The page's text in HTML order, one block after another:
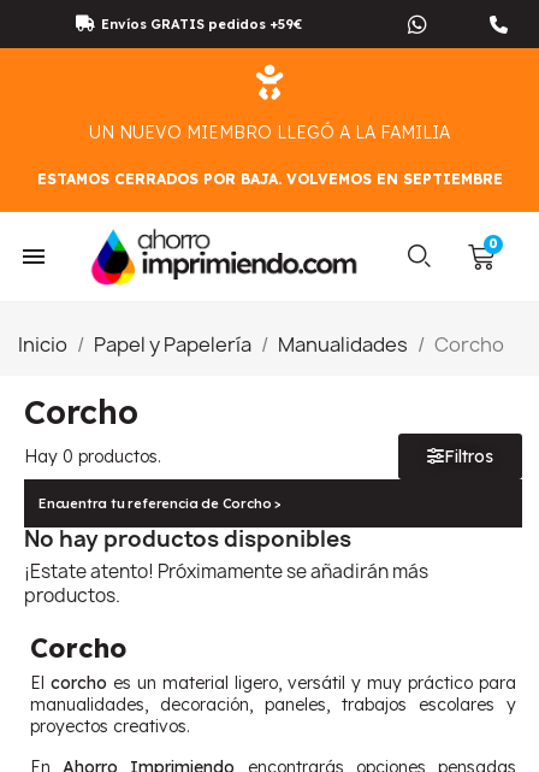
Envíos GRATIS pedidos +59€
UN NUEVO MIEMBRO LLEGÓ A LA FAMILIA
ESTAMOS CERRADOS POR BAJA. VOLVEMOS EN SEPTIEMBRE
Inicio Papel y Papelería Manualidades Corcho
Corcho
Hay 0 productos. Filtros
Encuentra tu referencia de Corcho >
No hay productos disponibles
¡Estate atento! Próximamente se añadirán más
productos.
Corcho
El corcho es un material ligero, versátil y muy práctico para
manualidades, decoración, paneles, trabajos escolares y
proyectos creativos.
EnAhorro Imprimiendo encontrarás opciones pensadas